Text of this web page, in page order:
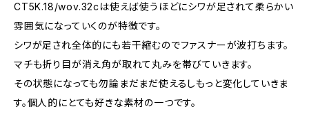
CT5K.18/wov.32cは使えば使うほどにシワが足されて柔らかい
雰囲気になっていくのが特徴です。
シワが足され全体的にも若干縮むのでファスナーが波打ちます。
マチも折り目が消え角が取れて丸みを帯びていきます。
その状態になっても勿論まだまだ使えるしもっと変化していきま
す。個人的にとても好きな素材の一つです。